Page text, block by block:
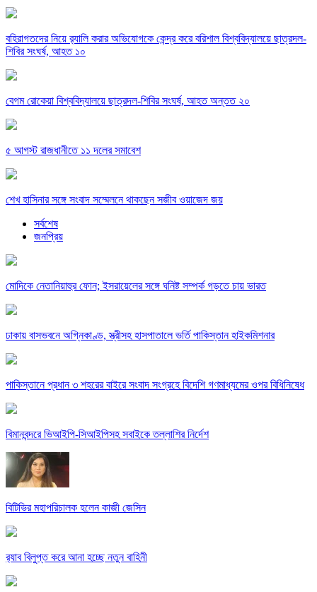
বহিরাগতদের নিয়ে র‍্যালি করার অভিযোগকে কেন্দ্র করে বরিশাল বিশ্ববিদ্যালয়ে ছাত্রদল-
শিবির সংঘর্ষ, আহত ১০
বেগম রোকেয়া বিশ্ববিদ্যালয়ে ছাত্রদল-শিবির সংঘর্ষ, আহত অন্তত ২০
৫ আগস্ট রাজধানীতে ১১ দলের সমাবেশ
শেখ হাসিনার সঙ্গে সংবাদ সম্মেলনে থাকছেন সজীব ওয়াজেদ জয়
সর্বশেষ
জনপ্রিয়
মোদিকে নেতানিয়াহুর ফোন; ইসরায়েলের সঙ্গে ঘনিষ্ট সম্পর্ক গড়তে চায় ভারত
ঢাকায় বাসভবনে অগ্নিকাণ্ড, স্ত্রীসহ হাসপাতালে ভর্তি পাকিস্তান হাইকমিশনার
পাকিস্তানে প্রধান ৩ শহরের বাইরে সংবাদ সংগ্রহে বিদেশি গণমাধ্যমের ওপর বিধিনিষেধ
বিমানবন্দরে ভিআইপি-সিআইপিসহ সবাইকে তল্লাশির নির্দেশ
বিটিভির মহাপরিচালক হলেন কাজী জেসিন
র‍্যাব বিলুপ্ত করে আনা হচ্ছে নতুন বাহিনী